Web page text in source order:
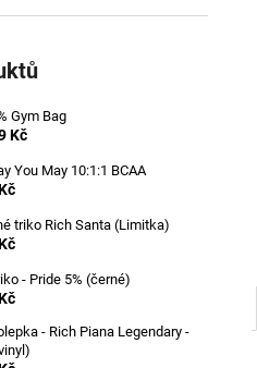
Gym Bag
Kč
You May 10:1:1 BCAA
triko Rich Santa (Limitka)
- Pride 5% (černé)
- Rich Piana Legendary -